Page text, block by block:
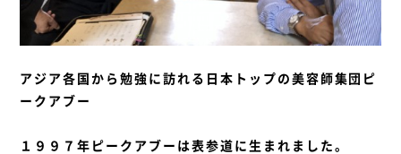
アジア各国から勉強に訪れる日本トップの美容師集団ピ
ークアブー
１９９７年ピークアブーは表参道に生まれました。